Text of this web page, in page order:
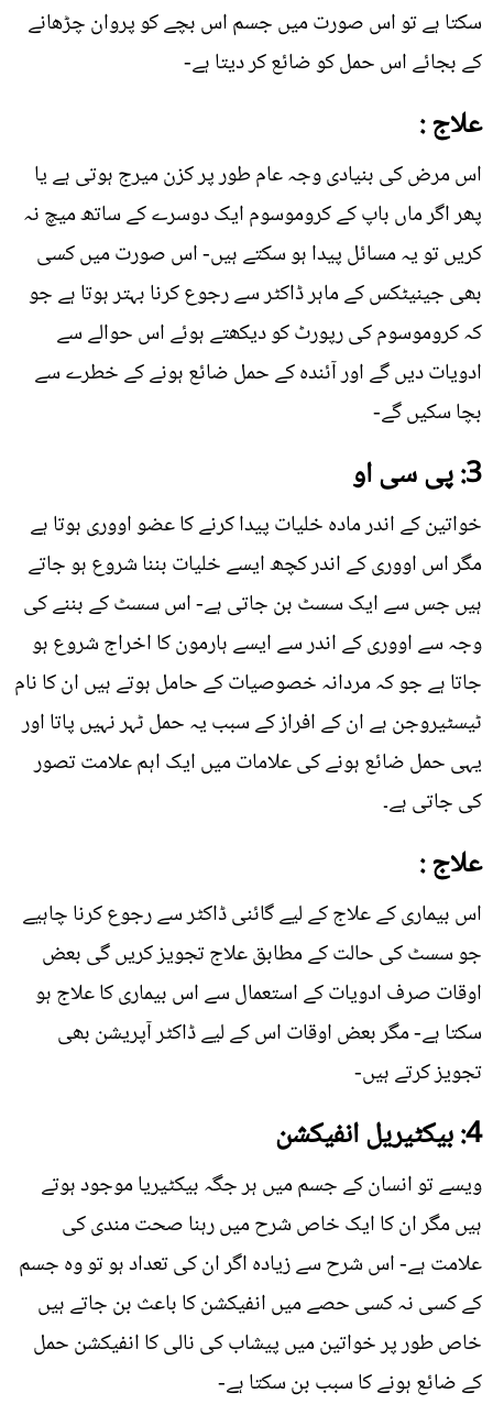
سکتا ہے تو اس صورت میں جسم اس بچے کو پروان چڑھانے
کے بجائے اس حمل کو ضائع کر دیتا ہے-
علاج :
اس مرض کی بنیادی وجہ عام طور پر کزن میرج ہوتی ہے یا
پھر اگر ماں باپ کے کروموسوم ایک دوسرے کے ساتھ میچ نہ
کریں تو یہ مسائل پیدا ہو سکتے ہیں- اس صورت میں کسی
بھی جینیٹکس کے ماہر ڈاکٹر سے رجوع کرنا بہتر ہوتا ہے جو
کہ کروموسوم کی رپورٹ کو دیکھتے ہوئے اس حوالے سے
ادویات دیں گے اور آئندہ کے حمل ضائع ہونے کے خطرے سے
بچا سکیں گے-
3: پی سی او
خواتین کے اندر مادہ خلیات پیدا کرنے کا عضو اووری ہوتا ہے
مگر اس اووری کے اندر کچھ ایسے خلیات بننا شروع ہو جاتے
ہیں جس سے ایک سسٹ بن جاتی ہے- اس سسٹ کے بننے کی
وجہ سے اووری کے اندر سے ایسے ہارمون کا اخراج شروع ہو
جاتا ہے جو کہ مردانہ خصوصیات کے حامل ہوتے ہیں ان کا نام
ٹیسٹیروجن ہے ان کے افراز کے سبب یہ حمل ٹہر نہیں پاتا اور
یہی حمل ضائع ہونے کی علامات میں ایک اہم علامت تصور
کی جاتی ہے۔
علاج :
اس بیماری کے علاج کے لیے گائنی ڈاکٹر سے رجوع کرنا چاہیے
جو سسٹ کی حالت کے مطابق علاج تجویز کریں گی بعض
اوقات صرف ادویات کے استعمال سے اس بیماری کا علاج ہو
سکتا ہے- مگر بعض اوقات اس کے لیے ڈاکٹر آپریشن بھی
تجویز کرتے ہیں-
4: بیکٹیریل انفیکشن
ویسے تو انسان کے جسم میں ہر جگہ بیکٹیریا موجود ہوتے
ہیں مگر ان کا ایک خاص شرح میں رہنا صحت مندی کی
علامت ہے- اس شرح سے زيادہ اگر ان کی تعداد ہو تو وہ جسم
کے کسی نہ کسی حصے میں انفیکشن کا باعث بن جاتے ہیں
خاص طور پر خواتین میں پیشاب کی نالی کا انفیکشن حمل
کے ضائع ہونے کا سبب بن سکتا ہے-